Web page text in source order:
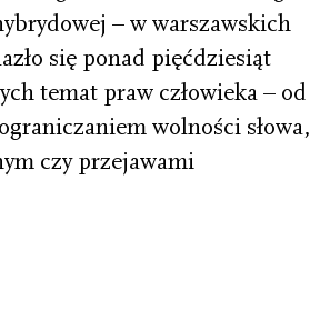
– w warszawskich
się ponad pięćdziesiąt
temat praw człowieka – od
wolności słowa,
czy przejawami